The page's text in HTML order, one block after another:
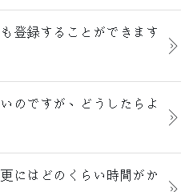
登録することができます
のですが、どうしたらよ
にはどのくらい時間がか